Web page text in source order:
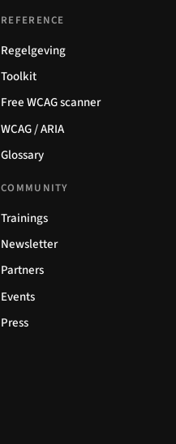
REFERENCE
Regelgeving
Toolkit
Free WCAG scanner
WCAG / ARIA
Glossary
COMMUNITY
Trainings
Newsletter
Partners
Events
Press